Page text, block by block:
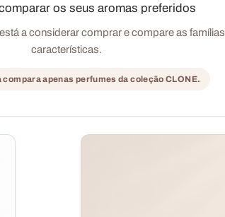
os seus aromas preferidos
a considerar comprar e compare as
características.
apenas perfumes da coleção CLONE.